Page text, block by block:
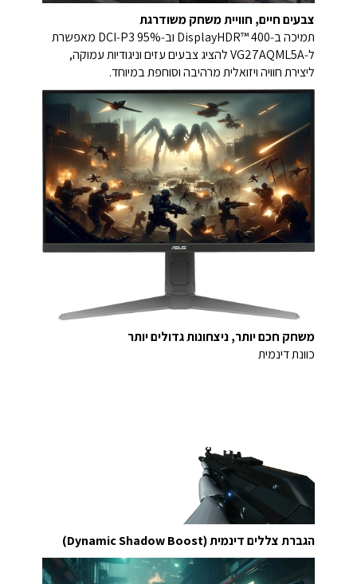
צבעים חיים, חוויית משחק משודרגת
תמיכה ב‑DisplayHDR™ 400 וב‑95% DCI‑P3 מאפשרת
ל‑VG27AQML5A להציג צבעים עזים וניגודיות עמוקה,
ליצירת חוויה ויזואלית מרהיבה וסוחפת במיוחד.
משחק חכם יותר, ניצחונות גדולים יותר
כוונת דינמית
הגברת צללים דינמית (Dynamic Shadow Boost)